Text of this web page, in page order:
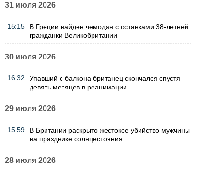
31 июля 2026
15:15
В Греции найден чемодан с останками 38-летней
гражданки Великобритании
30 июля 2026
16:32
Упавший с балкона британец скончался спустя
девять месяцев в реанимации
29 июля 2026
15:59
В Британии раскрыто жестокое убийство мужчины
на празднике солнцестояния
28 июля 2026